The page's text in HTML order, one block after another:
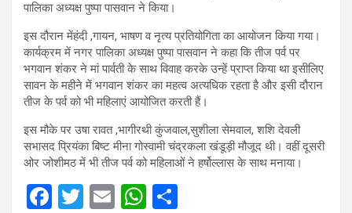
पालिका अध्यक्ष पुष्पा पासवान ने किया।
इस दौरान मेंहंदी ,गायन, भाषण व नृत्य प्रतियोगिता का आयोजन किया गया।
कार्यक्रम में नगर पालिका अध्यक्ष पुष्पा पासवान ने कहा कि तीज पर्व पर
भगवान शंकर ने मां पार्वती के साथ विवाह करके उन्हें प्राप्त किया था इसीलिए
सावन के महीने में भगवान शंकर का महत्व अत्यधिक रहता है और इसी दौरान
तीज के पर्व को भी महिलाएं आयोजित करती हैं।
इस मौके पर उषा रावत ,भागीरथी कुंजवाल,सुशीला सेमवाल, शशि देवली
सभासद प्रियंका बिष्ट मीना गोस्वामी चंद्रकला खंडूड़ी मौजूद थी। वहीं दूसरी
ओर जोशीमठ में भी तीज पर्व को महिलाओं ने हर्षोल्लास के साथ मनाया।
F
T
E
W